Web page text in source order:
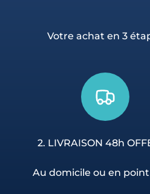
Votre achat en 3
2. LIVRAISON 48h
Au domicile ou en